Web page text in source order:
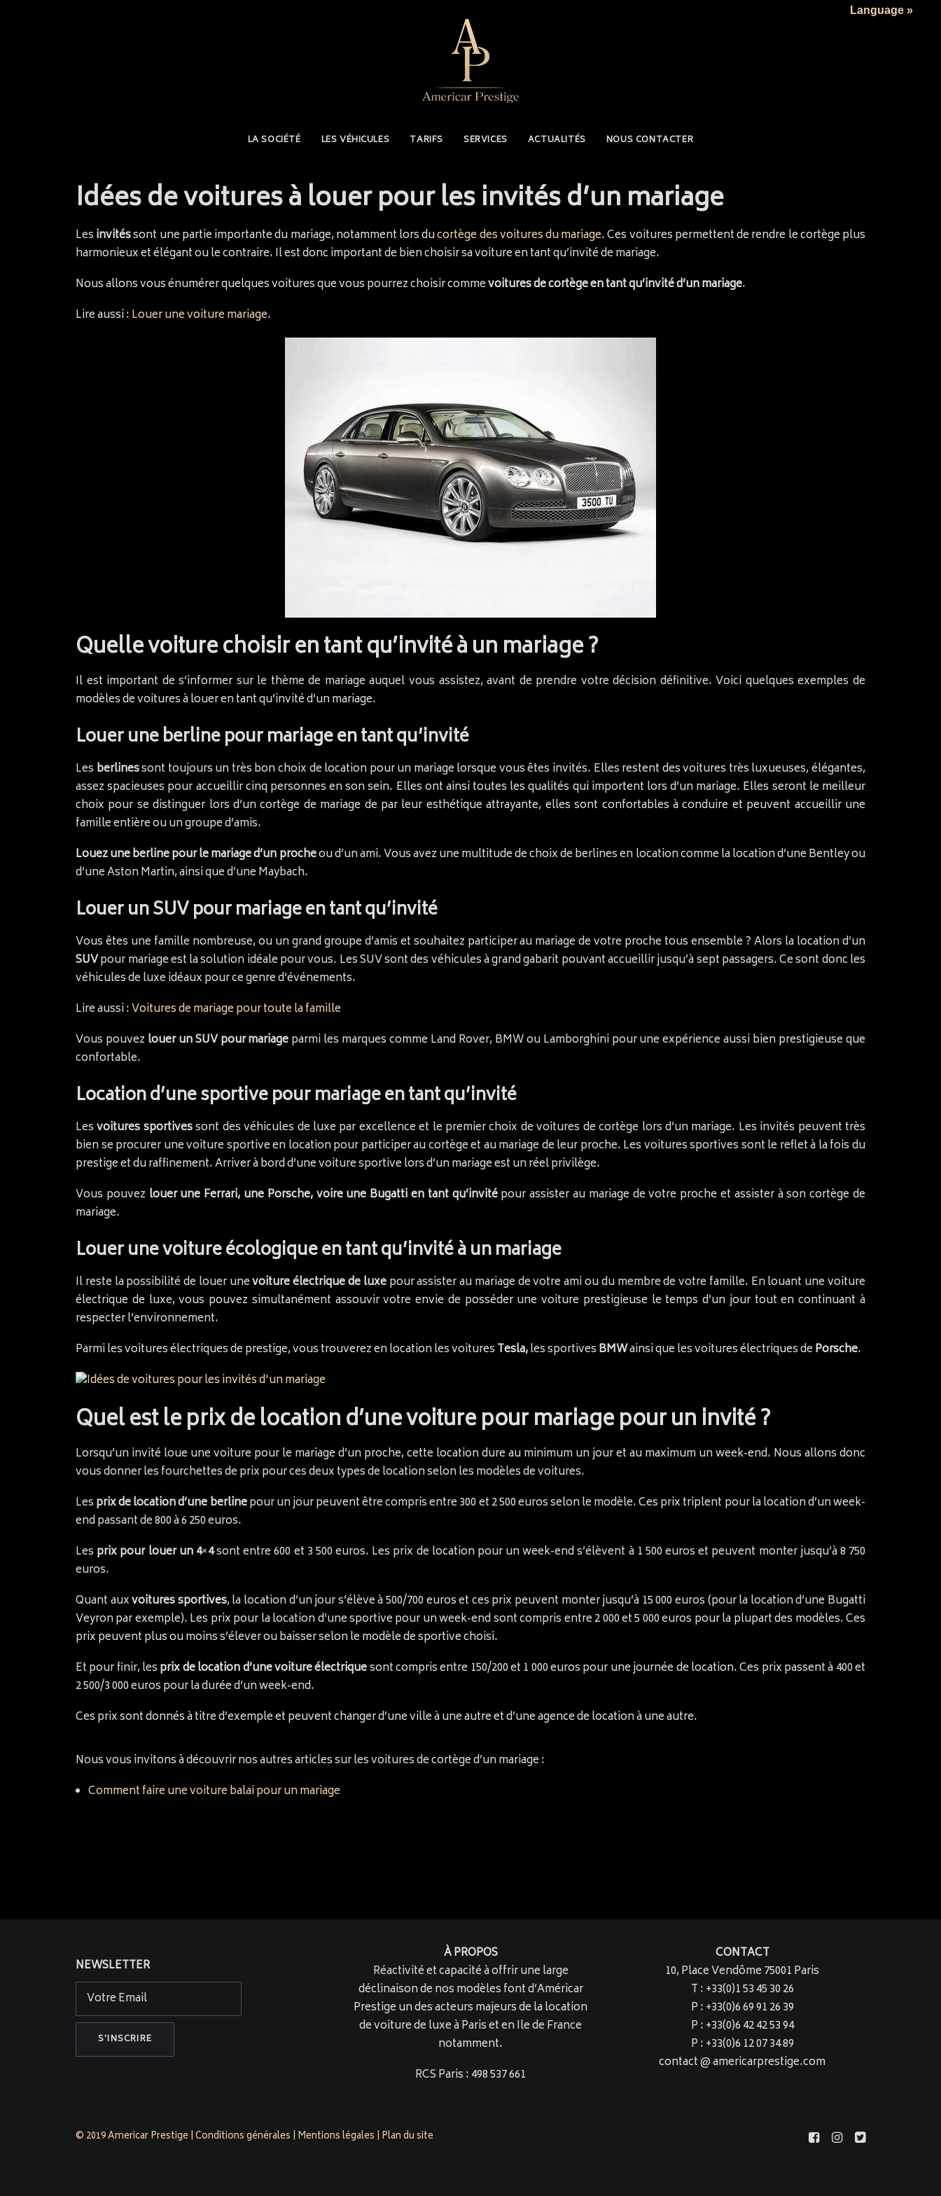
LA SOCIÉTÉ LES VÉHICULES TARIFS SERVICES ACTUALITÉS NOUS CONTACTER
Idées de voitures à louer pour les invités d’un mariage
Lesinvitéssont une partie importante du mariage, notamment lors ducortège des voitures du mariage. Ces voitures permettent de rendre le cortège plus
harmonieux et élégant ou le contraire. Il est donc important de bien choisir sa voiture en tant qu’invité de mariage.
Nous allons vous énumérer quelques voitures que vous pourrez choisir commevoitures de cortège en tant qu’invité d’un mariage.
Lire aussi :Louer une voiture mariage.
Quelle voiture choisir en tant qu’invité à un mariage ?
Il est important de s’informer sur le thème de mariage auquel vous assistez, avant de prendre votre décision définitive. Voici quelques exemples de
modèles de voitures à louer en tant qu’invité d’un mariage.
Louer une berline pour mariage en tant qu’invité
Les berlinessont toujours un très bon choix de location pour un mariage lorsque vous êtes invités. Elles restent des voitures très luxueuses, élégantes,
assez spacieuses pour accueillir cinq personnes en son sein. Elles ont ainsi toutes les qualités qui importent lors d’un mariage. Elles seront le meilleur
choix pour se distinguer lors d’un cortège de mariage de par leur esthétique attrayante, elles sont confortables à conduire et peuvent accueillir une
famille entière ou un groupe d’amis.
Louez une berline pour le mariage d’un procheou d’un ami. Vous avez une multitude de choix de berlines en location comme la location d’une Bentley ou
d’une Aston Martin, ainsi que d’une Maybach.
Louer un SUV pour mariage en tant qu’invité
Vous êtes une famille nombreuse, ou un grand groupe d’amis et souhaitez participer au mariage de votre proche tous ensemble ? Alors la location d’un
SUVpour mariage est la solution idéale pour vous. Les SUV sont des véhicules à grand gabarit pouvant accueillir jusqu’à sept passagers. Ce sont donc les
véhicules de luxe idéaux pour ce genre d’événements.
Lire aussi :Voitures de mariage pour toute la famille
Vous pouvez louer un SUV pour mariageparmi les marques comme Land Rover, BMW ou Lamborghini pour une expérience aussi bien prestigieuse que
confortable.
Location d’une sportive pour mariage en tant qu’invité
Lesvoitures sportivessont des véhicules de luxe par excellence et le premier choix de voitures de cortège lors d’un mariage. Les invités peuvent très
bien se procurer une voiture sportive en location pour participer au cortège et au mariage de leur proche. Les voitures sportives sont le reflet à la fois du
prestige et du raffinement. Arriver à bord d’une voiture sportive lors d’un mariage est un réel privilège.
Vous pouvez louer une Ferrari, une Porsche, voire une Bugatti en tant qu’invitépour assister au mariage de votre proche et assister à son cortège de
mariage.
Louer une voiture écologique en tant qu’invité à un mariage
Il reste la possibilité de louer unevoiture électrique de luxepour assister au mariage de votre ami ou du membre de votre famille. En louant une voiture
électrique de luxe, vous pouvez simultanément assouvir votre envie de posséder une voiture prestigieuse le temps d’un jour tout en continuant à
respecter l’environnement.
Parmi les voitures électriques de prestige, vous trouverez en location les voituresTesla,les sportivesBMWainsi que les voitures électriques dePorsche.
Quel est le prix de location d’une voiture pour mariage pour un invité ?
Lorsqu’un invité loue une voiture pour le mariage d’un proche, cette location dure au minimum un jour et au maximum un week-end. Nous allons donc
vous donner les fourchettes de prix pour ces deux types de location selon les modèles de voitures.
Lesprix de location d’une berlinepour un jour peuvent être compris entre 300 et 2 500 euros selon le modèle. Ces prix triplent pour la location d’un week-
end passant de 800 à 6 250 euros.
Les prix pour louer un 4×4sont entre 600 et 3 500 euros. Les prix de location pour un week-end s’élèvent à 1 500 euros et peuvent monter jusqu’à 8 750
euros.
Quant auxvoitures sportives, la location d’un jour s’élève à 500/700 euros et ces prix peuvent monter jusqu’à 15 000 euros (pour la location d’une Bugatti
Veyron par exemple). Les prix pour la location d’une sportive pour un week-end sont compris entre 2 000 et 5 000 euros pour la plupart des modèles. Ces
prix peuvent plus ou moins s’élever ou baisser selon le modèle de sportive choisi.
Et pour finir, lesprix de location d’une voiture électriquesont compris entre 150/200 et 1 000 euros pour une journée de location. Ces prix passent à 400 et
2 500/3 000 euros pour la durée d’un week-end.
Ces prix sont donnés à titre d’exemple et peuvent changer d’une ville à une autre et d’une agence de location à une autre.
Nous vous invitons à découvrir nos autres articles sur les voitures de cortège d’un mariage :
Comment faire une voiture balai pour un mariage
NEWSLETTER
À PROPOS
Réactivité et capacité à offrir une large
déclinaison de nos modèles font d’Américar
Prestige un des acteurs majeurs de la location
de voiture de luxe à Paris et en Ile de France
notamment.
RCS Paris : 498 537 661
CONTACT
10, Place Vendôme 75001 Paris
T : +33(0)1 53 45 30 26
P : +33(0)6 69 91 26 39
P : +33(0)6 42 42 53 94
P : +33(0)6 12 07 34 89
contact @ americarprestige.com
© 2019 Americar Prestige |Conditions générales | Mentions légales | Plan du site
Language »